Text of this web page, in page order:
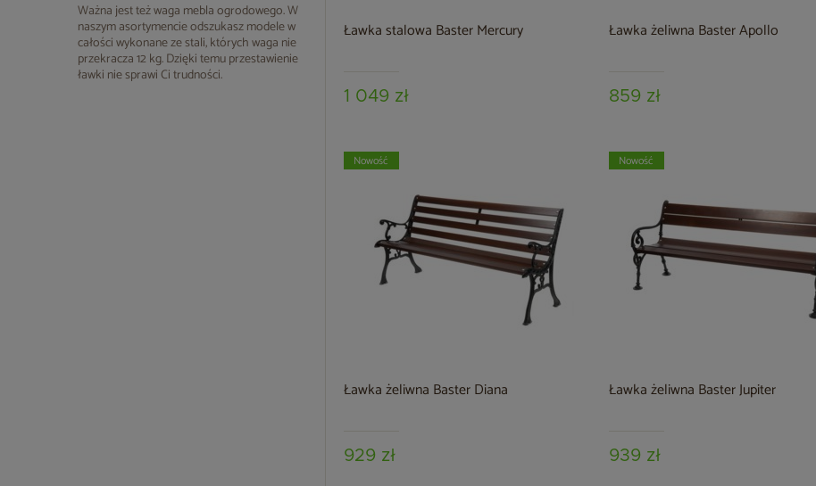
Ważna jest też waga mebla ogrodowego. W
naszym asortymencie odszukasz modele w
całości wykonane ze stali, których waga nie
przekracza 12 kg. Dzięki temu przestawienie
ławki nie sprawi Ci trudności.
Ławka stalowa Baster Mercury
1 049 zł
Ławka żeliwna Baster Apollo
859 zł
Ławka żeliwna Baster Diana
929 zł
Nowość
Ławka żeliwna Baster Jupiter
939 zł
Nowość